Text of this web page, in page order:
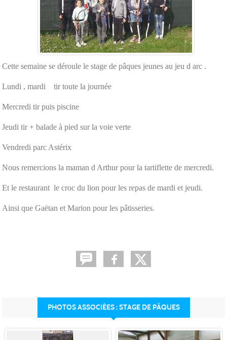
Cette semaine se déroule le stage de pâques jeunes au jeu d arc .
Lundi , mardi tir toute la journée
Mercredi tir puis piscine
Jeudi tir + balade à pied sur la voie verte
Vendredi parc Astérix
Nous remercions la maman d Arthur pour la tartiflette de mercredi.
Et le restaurant le croc du lion pour les repas de mardi et jeudi.
Ainsi que Gaëtan et Marion pour les pâtisseries.
PHOTOS ASSOCIÉES : STAGE DE PÂQUES